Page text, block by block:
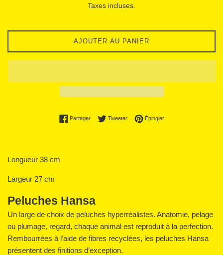
Taxes incluses.
AJOUTER AU PANIER
PartagerPartager sur Facebook
TweeterTweeter sur Twitter
ÉpinglerÉpingler sur Pinterest
Longueur 38 cm
Largeur 27 cm
Peluches Hansa
Un large de choix de peluches hyperréalistes. Anatomie, pelage
ou plumage, regard, chaque animal est reproduit à la perfection.
Rembourrées à l’aide de fibres recyclées, les peluches Hansa
présentent des finitions d’exception.